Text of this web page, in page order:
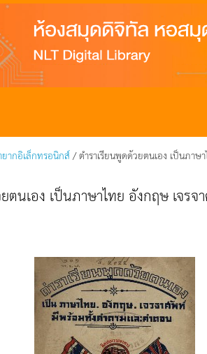
ากอิเล็กทรอนิกส์/ ตำราเรียนพูดด้วยตนเอง เป็นภา
ตนเอง เป็นภาษาไทย อังกฤษ เจ